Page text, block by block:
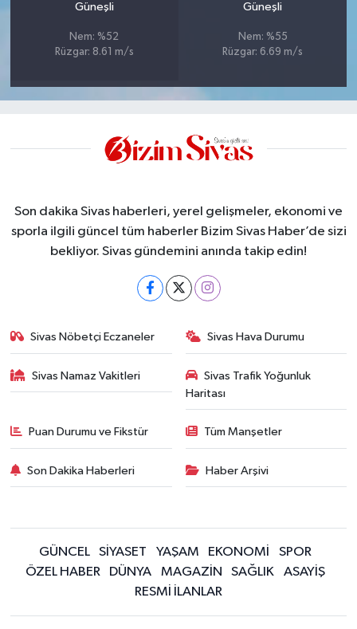
Güneşli
Nem: %52
Rüzgar: 8.61 m/s
Güneşli
Nem: %55
Rüzgar: 6.69 m/s
Son dakika Sivas haberleri, yerel gelişmeler, ekonomi ve
sporla ilgili güncel tüm haberler Bizim Sivas Haber’de sizi
bekliyor. Sivas gündemini anında takip edin!
Sivas Nöbetçi Eczaneler Sivas Hava Durumu
Sivas Namaz Vakitleri
Sivas Trafik Yoğunluk
Haritası
Puan Durumu ve Fikstür Tüm Manşetler
Son Dakika Haberleri Haber Arşivi
GÜNCEL SİYASET YAŞAM EKONOMİ
SPOR
ÖZEL HABER
DÜNYA MAGAZİN SAĞLIK
ASAYİŞ
RESMİ İLANLAR